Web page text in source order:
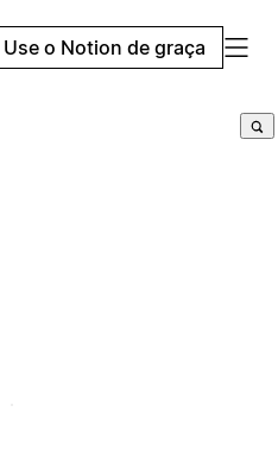
Use o Notion de graça